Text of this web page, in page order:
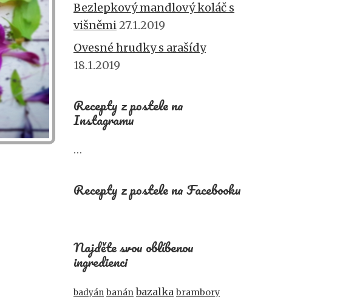
Bezlepkový mandlový koláč s
višněmi27.1.2019
Ovesné hrudky s arašídy
18.1.2019
Recepty z postele na
Instagramu
…
Recepty z postele na Facebooku
Najděte svou oblíbenou
ingredienci
badyán banán bazalka brambory